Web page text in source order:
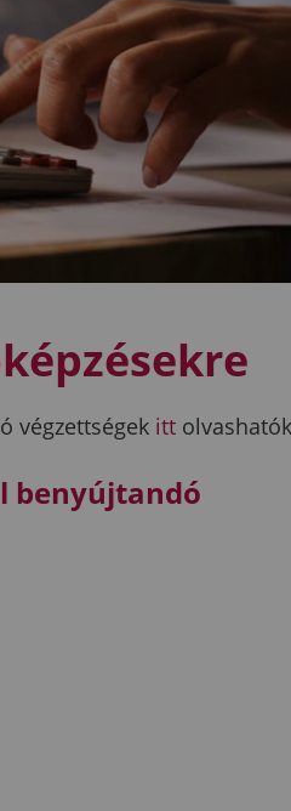
végzettségek itt
benyújtandó